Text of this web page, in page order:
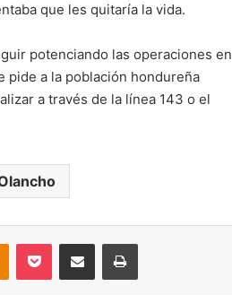
que les quitaría la vida.
potenciando las operaciones en
pide a la población hondureña
a través de la línea 143 o el
Odnoklassniki
Pocket compartit via email Print